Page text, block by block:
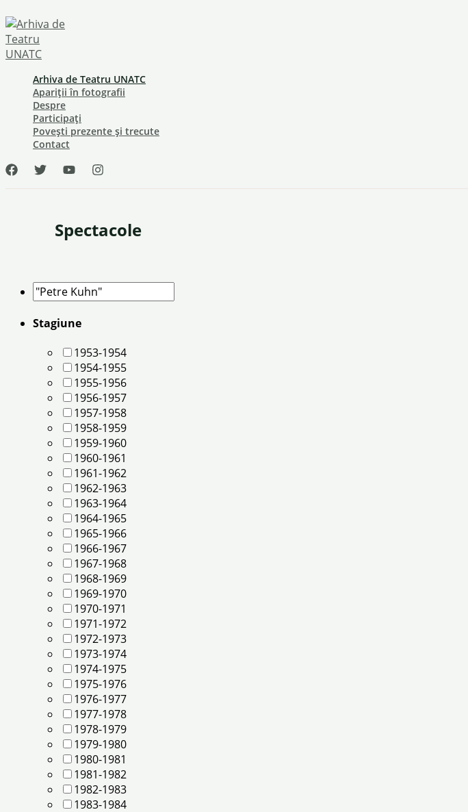
to
content
Arhiva de Teatru UNATC
Apariții în fotografii
Despre
Participați
Povești prezente și trecute
Contact
Spectacole
Stagiune
1953-1954
1954-1955
1955-1956
1956-1957
1957-1958
1958-1959
1959-1960
1960-1961
1961-1962
1962-1963
1963-1964
1964-1965
1965-1966
1966-1967
1967-1968
1968-1969
1969-1970
1970-1971
1971-1972
1972-1973
1973-1974
1974-1975
1975-1976
1976-1977
1977-1978
1978-1979
1979-1980
1980-1981
1981-1982
1982-1983
1983-1984